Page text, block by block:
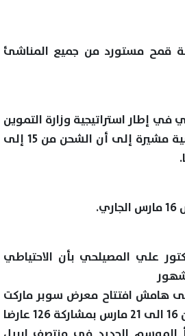
قمح مستورد من جميع المناشئ
في إطار استراتيجية وزارة التموين
والتجارة الداخلية لتعزيز أرصدتها من السلع الأساسية مشيرة إلى أن الشحن من 15 إلى
علي المصيلحي بأن الاحتياطي
هامش افتتاح معرض سوبر ماركت
أهلا رمضان المقام بقاعة المؤتمرات في الفترة من 16 الى 21 مارس بمشاركة 126 عارضا